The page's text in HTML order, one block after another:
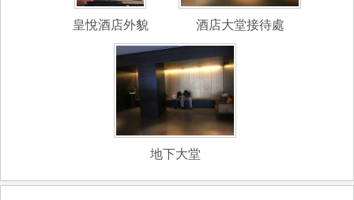
皇悅酒店外貌 酒店大堂接待處
地下大堂